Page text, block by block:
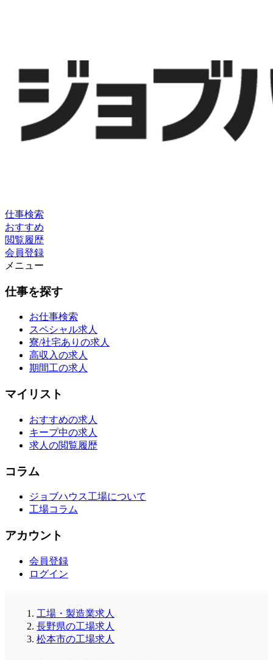
仕事検索
おすすめ
閲覧履歴
会員登録
メニュー
仕事を探す
お仕事検索
スペシャル求人
寮/社宅ありの求人
高収入の求人
期間工の求人
マイリスト
おすすめの求人
キープ中の求人
求人の閲覧履歴
コラム
ジョブハウス工場について
工場コラム
アカウント
会員登録
ログイン
工場・製造業求人
長野県の工場求人
松本市の工場求人